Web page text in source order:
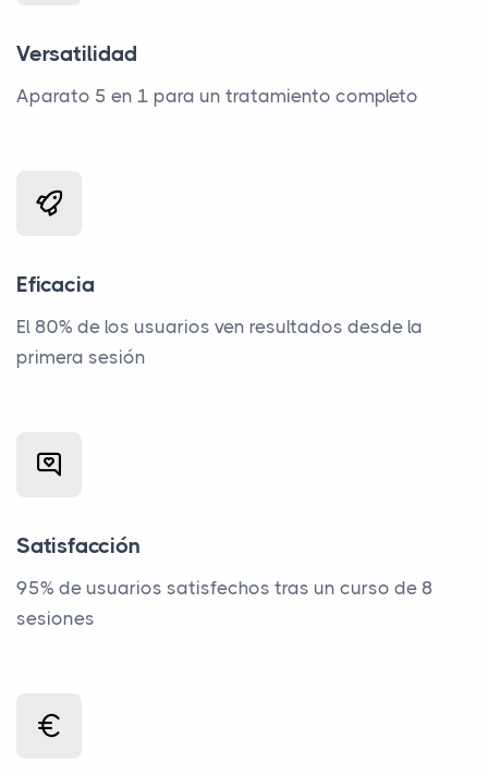
Versatilidad
Aparato 5 en 1 para un tratamiento completo
Eficacia
El 80% de los usuarios ven resultados desde la
primera sesión
Satisfacción
95% de usuarios satisfechos tras un curso de 8
sesiones